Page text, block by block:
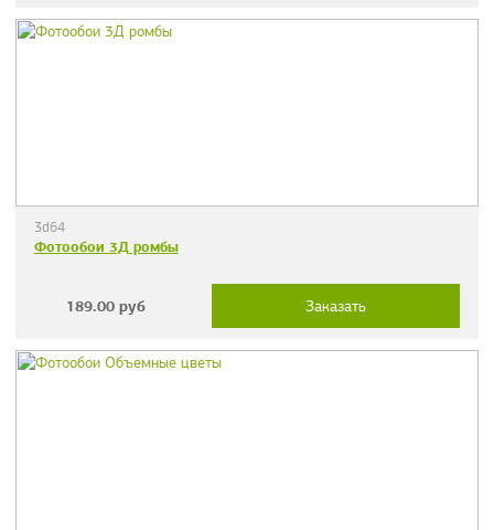
3d64
Фотообои 3Д ромбы
189.00 руб Заказать